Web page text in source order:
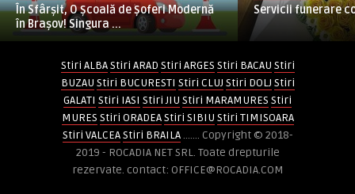
În Sfârșit, O Școală de Șoferi Modernă
în Brașov! Singura ...
Servicii funerare
Stiri ALBA Stiri ARAD Stiri ARGES Stiri BACAU Stiri
BUZAU Stiri BUCURESTI Stiri CLUJ Stiri DOLJ Stiri
GALATI Stiri IASI Stiri JIU Stiri MARAMURES Stiri
MURES Stiri ORADEA Stiri SIBIU Stiri TIMISOARA
Stiri VALCEA Stiri BRAILA....... Copyright © 2018-
2019 - ROCADIA NET SRL. Toate drepturile
rezervate. contact: OFFICE@ROCADIA.COM